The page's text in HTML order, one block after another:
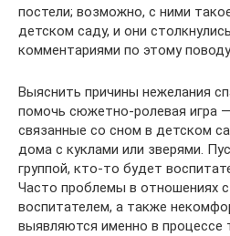
постели; возможно, с ними
детском саду, и они
комментариями по этому
Выяснить причины нежелания
помочь сюжетно-ролевая игра
связанные со сном в детском
дома с куклами или зверями.
группой, кто-то будет
Часто проблемы в отношениях
воспитателем, а также
выявляются именно в процессе